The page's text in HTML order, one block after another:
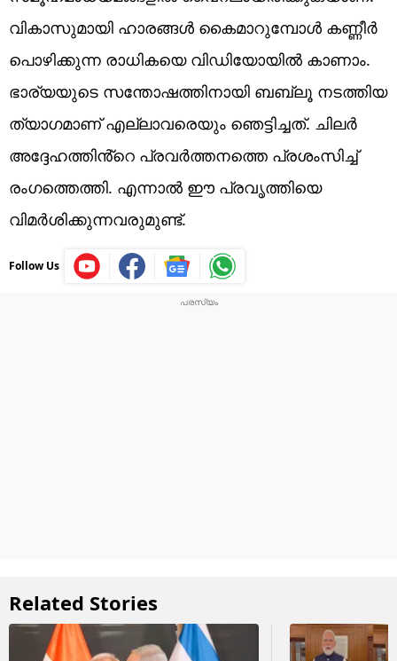
വികാസുമായി ഹാരങ്ങൾ കൈമാറുമ്പോൾ കണ്ണീർ
പൊഴിക്കുന്ന രാധികയെ വിഡിയോയിൽ കാണാം.
ഭാര്യയുടെ സന്തോഷത്തിനായി ബബ്ലൂ നടത്തിയ
ത്യാഗമാണ് എല്ലാവരെയും ഞെട്ടിച്ചത്. ചിലർ
അദ്ദേഹത്തിൻ്റെ പ്രവർത്തനത്തെ പ്രശംസിച്ച്
രംഗത്തെത്തി. എന്നാൽ ഈ പ്രവൃത്തിയെ
വിമർശിക്കുന്നവരുമുണ്ട്.
Follow Us
Related Stories